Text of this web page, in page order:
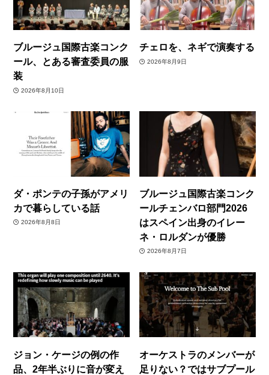
ブルージュ国際古楽コンク
ール、とある審査委員の服
装
2026年8月10日
チェロを、ネギで演奏する
2026年8月9日
ダ・ポンテの子孫がアメリ
カで暮らしている話
2026年8月8日
ブルージュ国際古楽コンク
ールチェンバロ部門2026
はスペイン出身のイレー
ネ・ロルダンが優勝
2026年8月7日
ジョン・ケージの例の作
品、2年半ぶりに音が変え
オーケストラのメンバーが
足りない？ではサブプール